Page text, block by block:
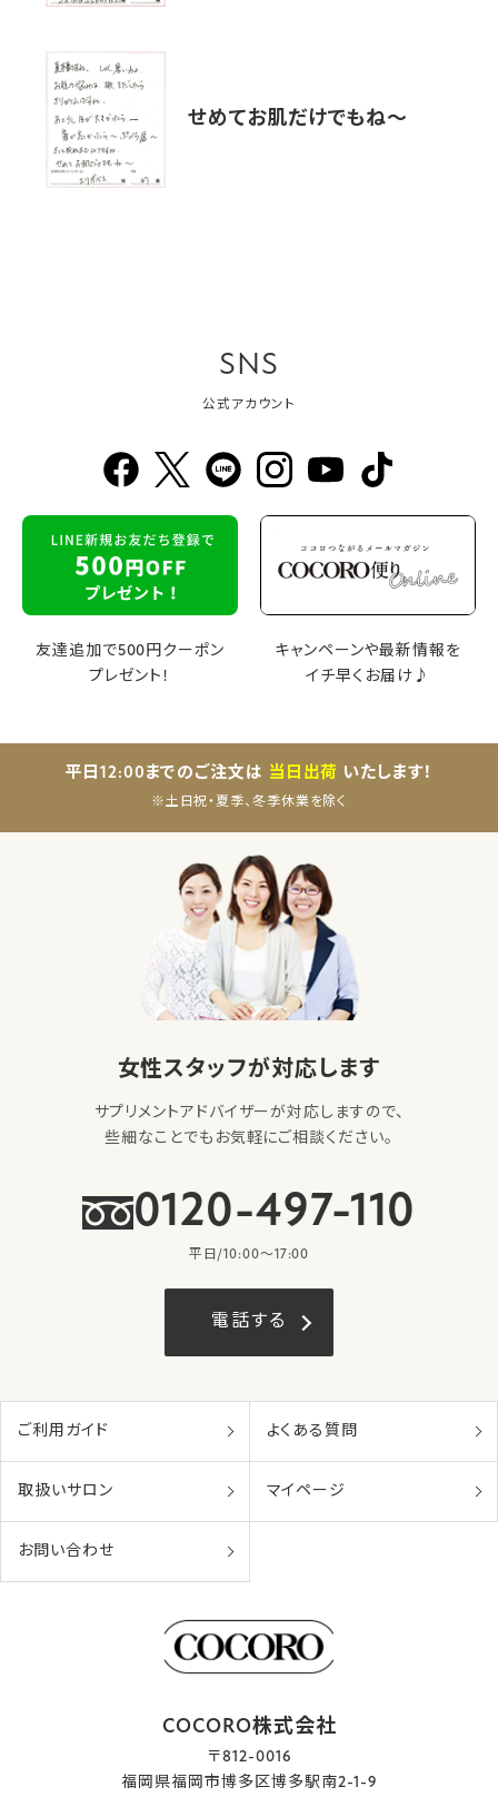
せめてお肌だけでもね〜
SNS
公式アカウント
友達追加で500円クーポン
プレゼント！
キャンペーンや最新情報を
イチ早くお届け♪
平日12:00までのご注文は 当日出荷 いたします！
※土日祝・夏季、冬季休業を除く
女性スタッフが対応します
サプリメントアドバイザーが対応しますので、
些細なことでもお気軽にご相談ください。
0120-497-110
平日/10:00〜17:00
電話する
ご利用ガイド よくある質問
取扱いサロン マイページ
お問い合わせ
COCORO株式会社
〒812-0016
福岡県福岡市博多区博多駅南2-1-9